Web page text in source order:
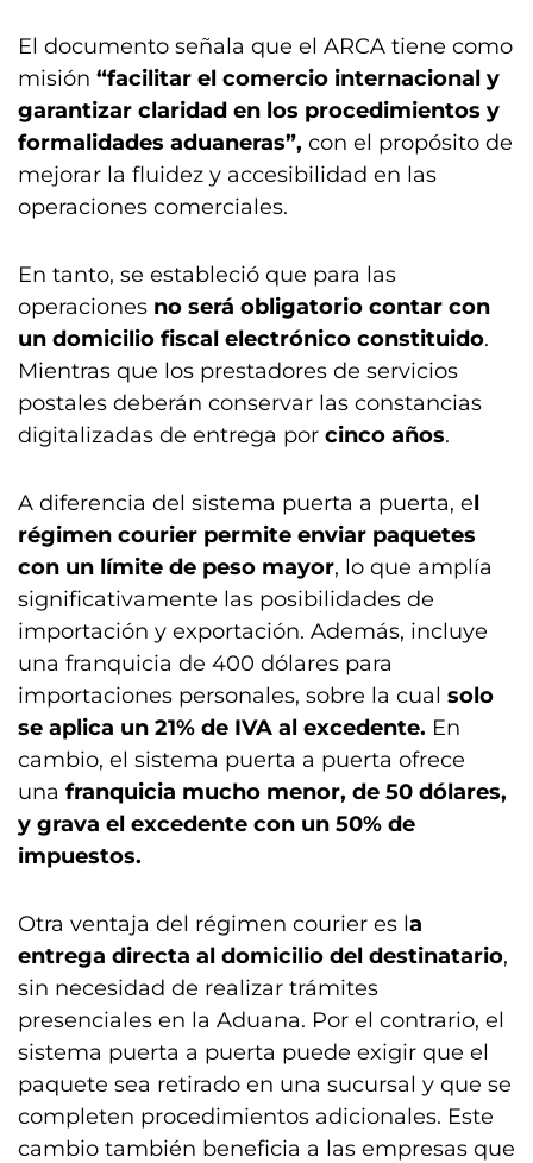
El documento señala que el ARCA tiene como
misión “facilitar el comercio internacional y
garantizar claridad en los procedimientos y
formalidades aduaneras”, con el propósito de
mejorar la fluidez y accesibilidad en las
operaciones comerciales.
En tanto, se estableció que para las
operaciones no será obligatorio contar con
un domicilio fiscal electrónico constituido.
Mientras que los prestadores de servicios
postales deberán conservar las constancias
digitalizadas de entrega por cinco años.
A diferencia del sistema puerta a puerta, el
régimen courier permite enviar paquetes
con un límite de peso mayor, lo que amplía
significativamente las posibilidades de
importación y exportación. Además, incluye
una franquicia de 400 dólares para
importaciones personales, sobre la cual solo
se aplica un 21% de IVA al excedente. En
cambio, el sistema puerta a puerta ofrece
una franquicia mucho menor, de 50 dólares,
y grava el excedente con un 50% de
impuestos.
Otra ventaja del régimen courier es la
entrega directa al domicilio del destinatario,
sin necesidad de realizar trámites
presenciales en la Aduana. Por el contrario, el
sistema puerta a puerta puede exigir que el
paquete sea retirado en una sucursal y que se
completen procedimientos adicionales. Este
cambio también beneficia a las empresas que